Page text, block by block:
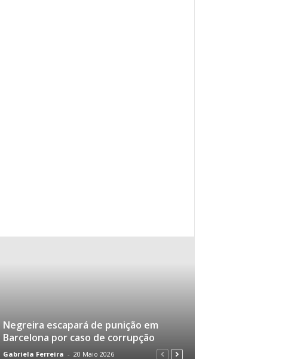
Negreira escapará de punição em
Barcelona por caso de corrupção
Gabriela Ferreira - 20 Maio 2026